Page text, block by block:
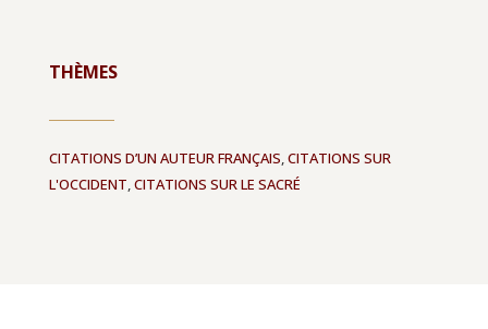
THÈMES
CITATIONS D’UN AUTEUR FRANÇAIS,CITATIONS SUR
L'OCCIDENT,CITATIONS SUR LE SACRÉ